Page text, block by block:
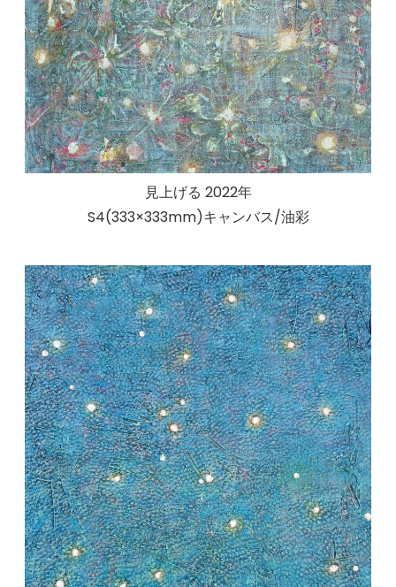
見上げる 2022年
S4(333×333mm)キャンバス/油彩